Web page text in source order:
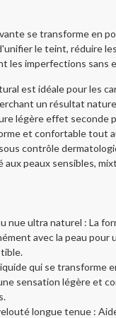
se transforme en
le teint, réduire
les imperfections sans
est idéale pour les
un résultat
légère effet seconde
et confortable tout
contrôle
peaux sensibles,
nue ultra naturel : La
avec la peau pour
qui se transforme
sensation légère et
longue tenue :